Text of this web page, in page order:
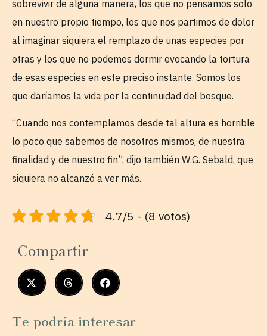
sobrevivir de alguna manera, los que no pensamos solo
en nuestro propio tiempo, los que nos partimos de dolor
al imaginar siquiera el remplazo de unas especies por
otras y los que no podemos dormir evocando la tortura
de esas especies en este preciso instante. Somos los
que daríamos la vida por la continuidad del bosque.
“Cuando nos contemplamos desde tal altura es horrible
lo poco que sabemos de nosotros mismos, de nuestra
finalidad y de nuestro fin”, dijo también W.G. Sebald, que
siquiera no alcanzó a ver más.
4.7/5 - (8 votos)
Compartir
Te podría interesar